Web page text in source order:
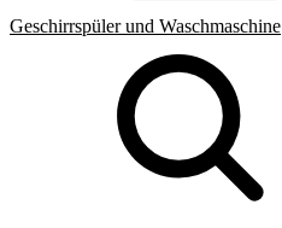
Geschirrspüler und Waschmaschine